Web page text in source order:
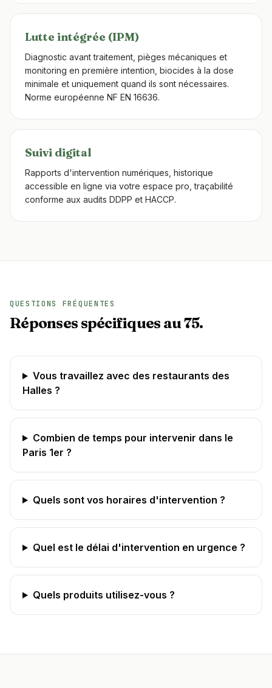
Lutte intégrée (IPM)
Diagnostic avant traitement, pièges mécaniques et
monitoring en première intention, biocides à la dose
minimale et uniquement quand ils sont nécessaires.
Norme européenne NF EN 16636.
Suivi digital
Rapports d'intervention numériques, historique
accessible en ligne via votre espace pro, traçabilité
conforme aux audits DDPP et HACCP.
QUESTIONS FRÉQUENTES
Réponses spécifiques au 75.
Vous travaillez avec des restaurants des
Halles ?
Combien de temps pour intervenir dans le
Paris 1er ?
Quels sont vos horaires d'intervention ?
Quel est le délai d'intervention en urgence ?
Quels produits utilisez-vous ?